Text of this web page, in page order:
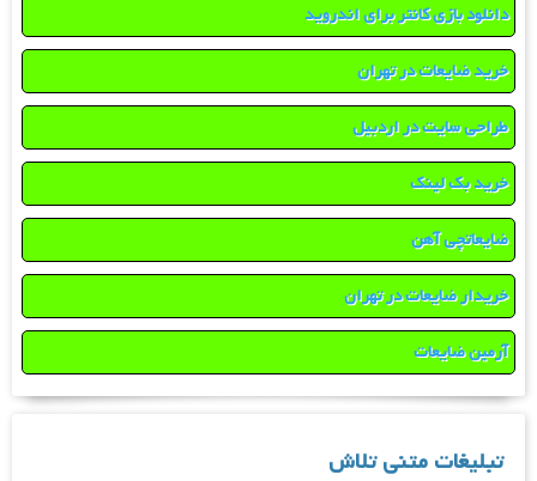
دانلود بازی کانتر برای اندروید
خرید ضایعات در تهران
طراحی سایت در اردبیل
خرید بک لینک
ضایعاتچی آهن
خریدار ضایعات در تهران
آرمین ضایعات
تبلیغات متنی تلاش